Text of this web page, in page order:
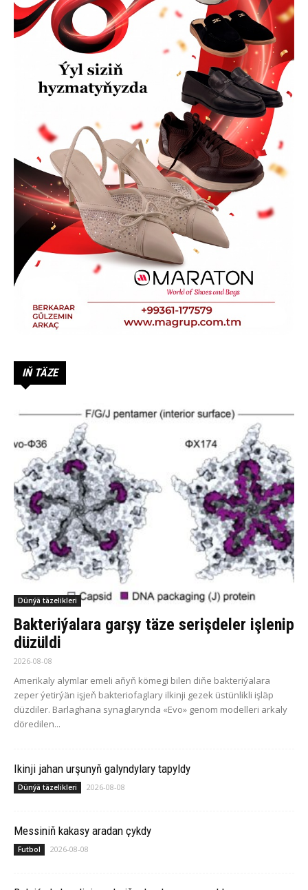
IŇ TÄZE
Dünýä täzelikleri
Bakteriýalara garşy täze serişdeler işlenip
düzüldi
2026-08-08
Amerikaly alymlar emeli aňyň kömegi bilen diňe bakteriýalara
zeper ýetirýän işjeň bakteriofaglary ilkinji gezek üstünlikli işläp
düzdiler. Barlaghana synaglarynda «Evo» genom modelleri arkaly
döredilen...
Ikinji jahan urşunyň galyndylary tapyldy
Dünýä täzelikleri 2026-08-08
Messiniň kakasy aradan çykdy
Futbol 2026-08-08